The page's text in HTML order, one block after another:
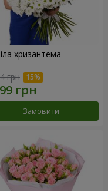
хризантема
грн
Замовити